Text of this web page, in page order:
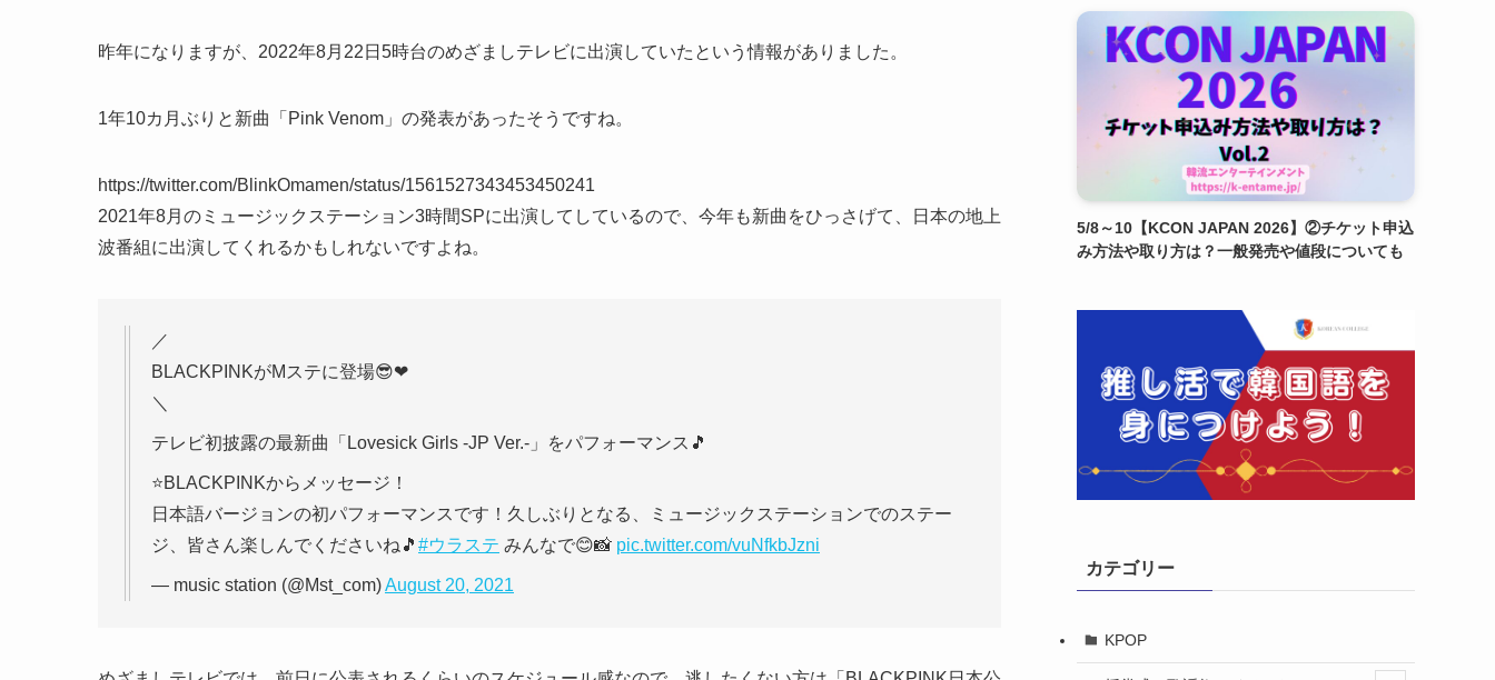
昨年になりますが、2022年8月22日5時台のめざましテレビに出演していたという情報がありました。
1年10カ月ぶりと新曲「Pink Venom」の発表があったそうですね。
https://twitter.com/BlinkOmamen/status/1561527343453450241
2021年8月のミュージックステーション3時間SPに出演してしているので、今年も新曲をひっさげて、日本の地上
波番組に出演してくれるかもしれないですよね。
／
BLACKPINKがMステに登場😎❤
＼
テレビ初披露の最新曲「Lovesick Girls -JP Ver.-」をパフォーマンス🎵
⭐BLACKPINKからメッセージ！
日本語バージョンの初パフォーマンスです！久しぶりとなる、ミュージックステーションでのステー
ジ、皆さん楽しんでくださいね🎵 #ウラステ みんなで😊📸 pic.twitter.com/vuNfkbJzni
— music station (@Mst_com)August 20, 2021
5/8～10【KCON JAPAN 2026】②チケット申込
み方法や取り方は？一般発売や値段についても
カテゴリー
KPOP